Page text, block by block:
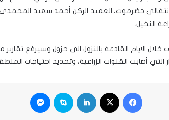
انتقالي حضرموت، العميد الركن أحمد سعيد
النخيل.
الايام القادمة بالنزول الى جزول وسيرفع تقارير
التي أصابت القنوات الزراعية، وتحديد احتياجات